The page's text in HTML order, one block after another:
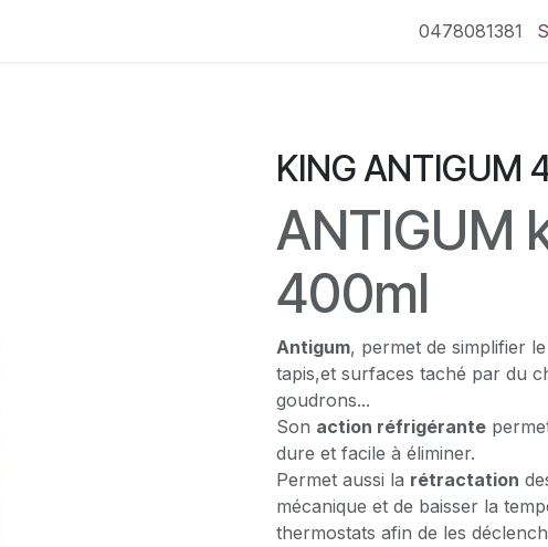
0478081381
KING ANTIGUM
ANTIGUM
400ml
Antigum, permet de simplifier le
tapis,et surfaces taché par du
goudrons...
Son action réfrigérante
dure et facile à éliminer.
Permet aussi la rétractation
mécanique et de baisser la
thermostats afin de les